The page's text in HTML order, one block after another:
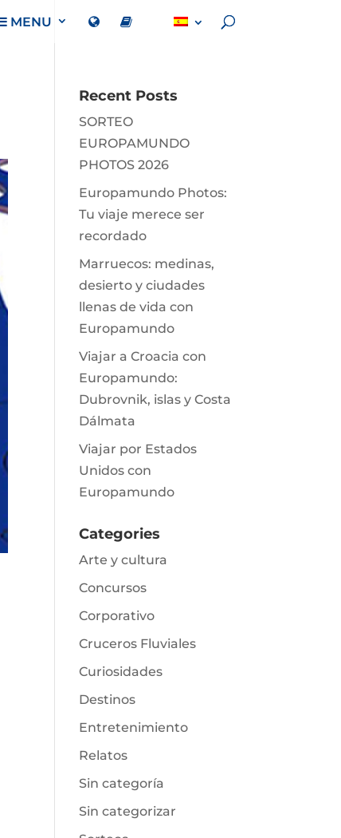
MENU
Recent Posts
SORTEO
EUROPAMUNDO
PHOTOS 2026
Europamundo Photos:
Tu viaje merece ser
recordado
Marruecos: medinas,
desierto y ciudades
llenas de vida con
Europamundo
Viajar a Croacia con
Europamundo:
Dubrovnik, islas y Costa
Dálmata
Viajar por Estados
Unidos con
Europamundo
Categories
Arte y cultura
Concursos
Corporativo
Cruceros Fluviales
Curiosidades
Destinos
Entretenimiento
Relatos
Sin categoría
Sin categorizar